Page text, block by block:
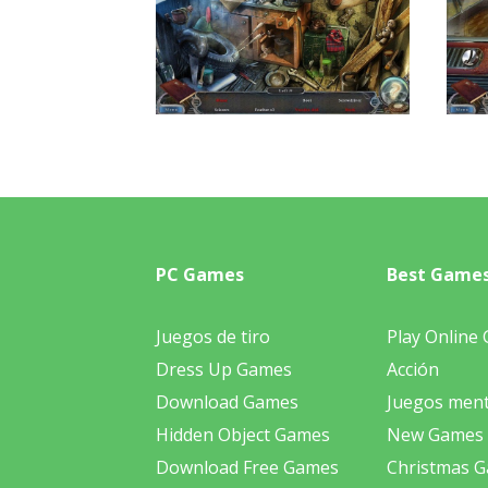
PC Games
Juegos de tiro
Dress Up Games
Download Games
Hidden Object Games
Download Free Games
Best
Play Online
Acción
Juegos
New Games
Christmas